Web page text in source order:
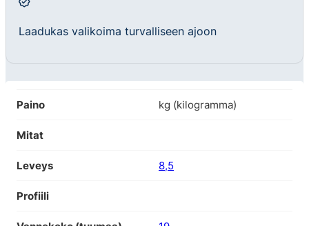
Laadukas valikoima turvalliseen ajoon
Paino kg (kilogramma)
Mitat
Leveys 8,5
Profiili